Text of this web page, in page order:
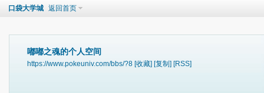
口袋大学城 返回首页
嘟嘟之魂的个人空间
https://www.pokeuniv.com/bbs/?8 [收藏] [复制] [RSS]